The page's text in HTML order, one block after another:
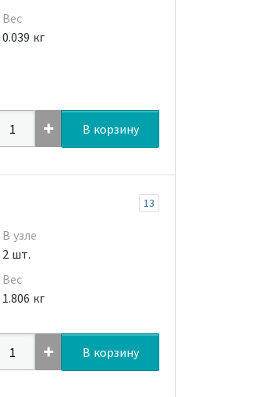
Вес
0.039 кг
В корзину
13
В узле
2 шт.
Вес
1.806 кг
В корзину